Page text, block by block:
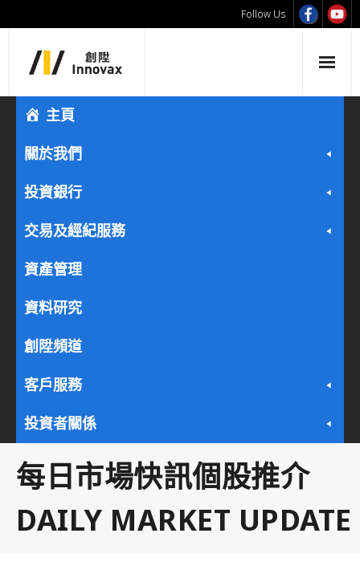
Follow Us
主頁
關於我們
投資銀行
交易及經紀服務
資產管理
資料研究
創陞頻道
客戶服務
投資者關係
每日市場快訊個股推介
DAILY MARKET UPDATE